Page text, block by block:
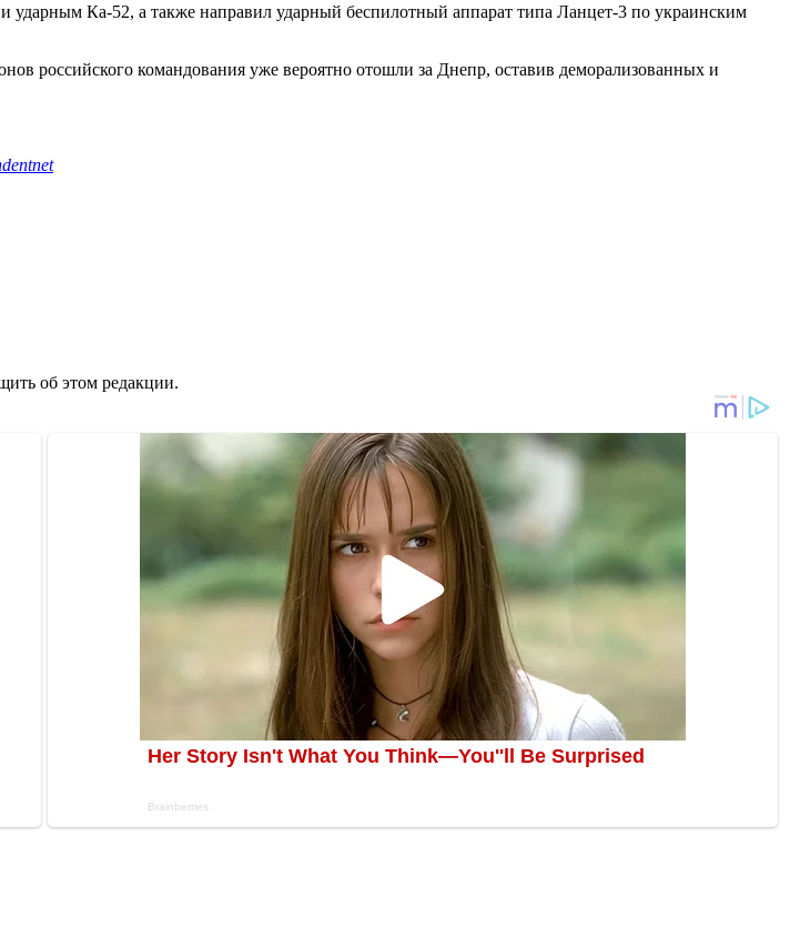
ударным Ка-52, а также направил ударный беспилотный аппарат типа Ланцет-3 по украинским
российского командования уже вероятно отошли за Днепр, оставив деморализованных и
об этом редакции.